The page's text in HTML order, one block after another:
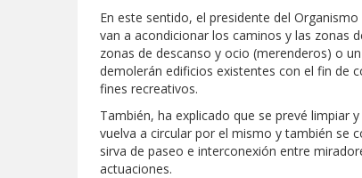
En este sentido, el presidente del
van a acondicionar los caminos y las zonas
zonas de descanso y ocio (merenderos) o
demolerán edificios existentes con el fin de
fines recreativos.
También, ha explicado que se prevé limpiar
vuelva a circular por el mismo y también se
sirva de paseo e interconexión entre
actuaciones.